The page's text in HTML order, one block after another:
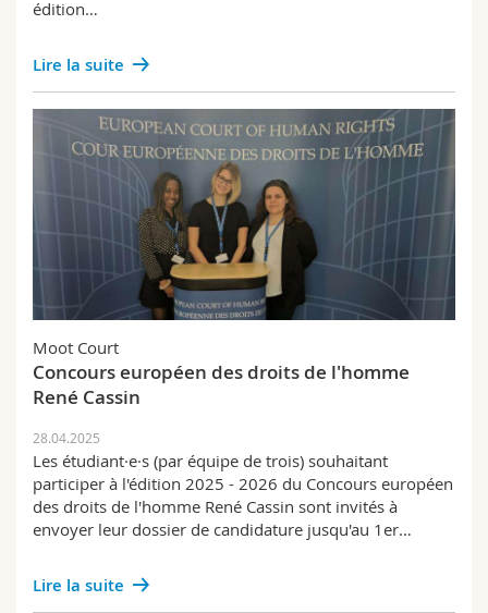
édition…
Lire la suite
Moot Court
Concours européen des droits de l'homme
René Cassin
28.04.2025
Les étudiant·e·s (par équipe de trois) souhaitant
participer à l'édition 2025 - 2026 du Concours européen
des droits de l'homme René Cassin sont invités à
envoyer leur dossier de candidature jusqu'au 1er…
Lire la suite